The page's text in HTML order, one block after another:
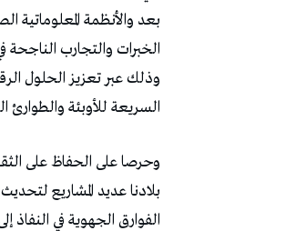
بعد والأنظمة
الخبرات والتجارب
وذلك عبر تعزيز الحلول
السريعة للأوبئة والطوارئ
وحرصا على الحفاظ على
بلادنا عديد المشاريع
الفوارق الجهوية في